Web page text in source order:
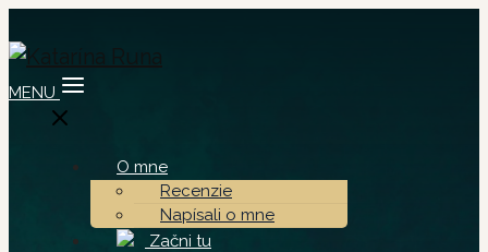
MENU
O mne
Recenzie
Napísali o mne
Začni tu